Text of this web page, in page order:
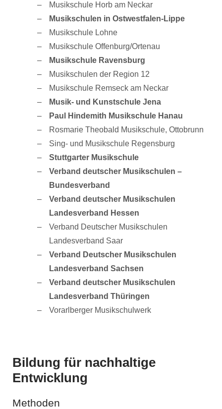
Musikschule Horb am Neckar
Musikschulen in Ostwestfalen-Lippe
Musikschule Lohne
Musikschule Offenburg/Ortenau
Musikschule Ravensburg
Musikschulen der Region 12
Musikschule Remseck am Neckar
Musik- und Kunstschule Jena
Paul Hindemith Musikschule Hanau
Rosmarie Theobald Musikschule, Ottobrunn
Sing- und Musikschule Regensburg
Stuttgarter Musikschule
Verband deutscher Musikschulen –
Bundesverband
Verband deutscher Musikschulen
Landesverband Hessen
Verband Deutscher Musikschulen
Landesverband Saar
Verband Deutscher Musikschulen
Landesverband Sachsen
Verband deutscher Musikschulen
Landesverband Thüringen
Vorarlberger Musikschulwerk
Bildung für nachhaltige
Entwicklung
Methoden